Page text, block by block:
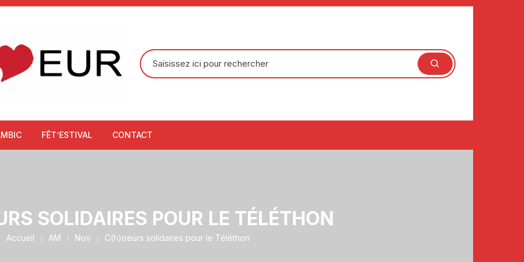
Recherche
pour
FÊT’ESTIVAL CONTACT
SOLIDAIRES POUR LE TÉLÉTHON
Accueil AM Nov C(h)oeurs solidaires pour le Téléthon